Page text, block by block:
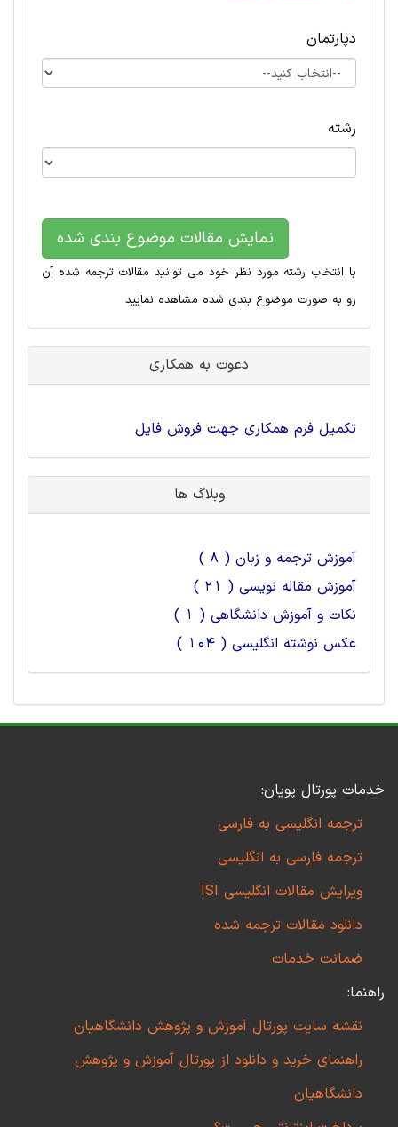
دپارتمان
رشته
نمایش مقالات موضوع بندی شده
با انتخاب رشته مورد نظر خود می توانید مقالات ترجمه شده آن
رو به صورت موضوع بندی شده مشاهده نمایید
دعوت به همکاری
تکمیل فرم همکاری جهت فروش فایل
وبلاگ ها
آموزش ترجمه و زبان ( 8 )
آموزش مقاله نویسی ( 21 )
نکات و آموزش دانشگاهی ( 1 )
عکس نوشته انگلیسی ( 104 )
خدمات پورتال پویان:
ترجمه انگلیسی به فارسی
ترجمه فارسی به انگلیسی
ویرایش مقالات انگلیسی ISI
دانلود مقالات ترجمه شده
ضمانت خدمات
راهنما:
نقشه سایت پورتال آموزش و پژوهش دانشگاهیان
راهنمای خرید و دانلود از پورتال آموزش و پژوهش
دانشگاهیان